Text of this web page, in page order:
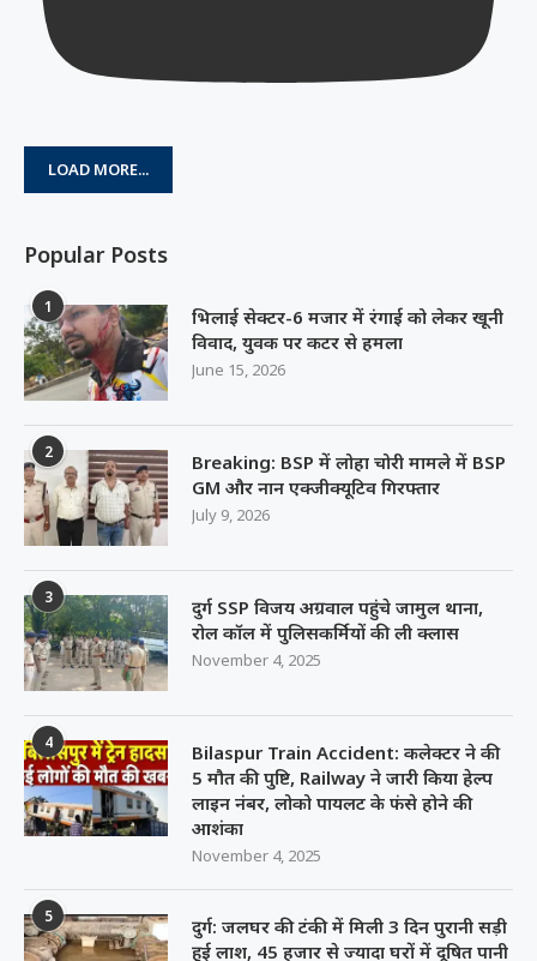
LOAD MORE...
Popular Posts
1
भिलाई सेक्टर-6 मजार में रंगाई को लेकर खूनी
विवाद, युवक पर कटर से हमला
June 15, 2026
2
Breaking: BSP में लोहा चोरी मामले में BSP
GM और नान एक्जीक्यूटिव गिरफ्तार
July 9, 2026
3
दुर्ग SSP विजय अग्रवाल पहुंचे जामुल थाना,
रोल कॉल में पुलिसकर्मियों की ली क्लास
November 4, 2025
4
Bilaspur Train Accident: कलेक्टर ने की
5 मौत की पुष्टि, Railway ने जारी किया हेल्प
लाइन नंबर, लोको पायलट के फंसे होने की
आशंका
November 4, 2025
5
दुर्ग: जलघर की टंकी में मिली 3 दिन पुरानी सड़ी
हुई लाश, 45 हजार से ज्यादा घरों में दूषित पानी